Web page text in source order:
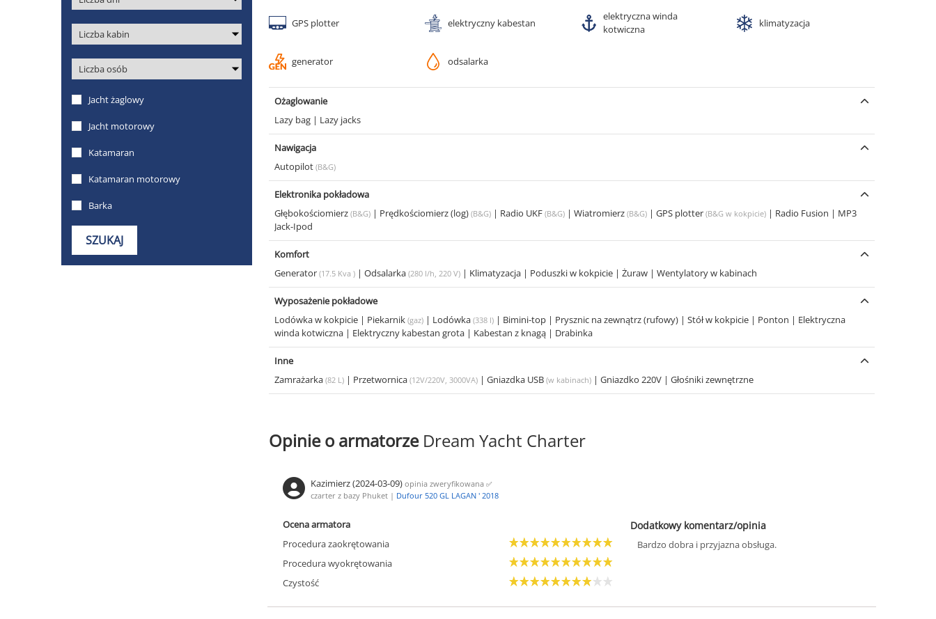
GPS plotter elektryczny kabestan
elektryczna winda
kotwiczna
klimatyzacja
generator odsalarka
Ożaglowanie
Lazy bag | Lazy jacks
Nawigacja
Autopilot (B&G)
Elektronika pokładowa
Głębokościomierz (B&G) | Prędkościomierz (log) (B&G) | Radio UKF (B&G) | Wiatromierz (B&G) | GPS plotter (B&G w kokpicie) | Radio Fusion | MP3
Jack-Ipod
Komfort
Generator (17.5 Kva ) | Odsalarka (280 l/h, 220 V) | Klimatyzacja | Poduszki w kokpicie | Żuraw | Wentylatory w kabinach
Wyposażenie pokładowe
Lodówka w kokpicie | Piekarnik (gaz) | Lodówka (338 l) | Bimini-top | Prysznic na zewnątrz (rufowy) | Stół w kokpicie | Ponton | Elektryczna
winda kotwiczna | Elektryczny kabestan grota | Kabestan z knagą | Drabinka
Inne
Zamrażarka (82 L) | Przetwornica (12V/220V, 3000VA) | Gniazdka USB (w kabinach) | Gniazdko 220V | Głośniki zewnętrzne
Opinie o armatorze Dream Yacht Charter
Kazimierz (2024-03-09) opinia zweryfikowana ✅
czarter z bazy Phuket | Dufour 520 GL LAGAN ' 2018
Ocena armatora
Procedura zaokrętowania
Procedura wyokrętowania
Czystość
Dodatkowy komentarz/opinia
Bardzo dobra i przyjazna obsługa.